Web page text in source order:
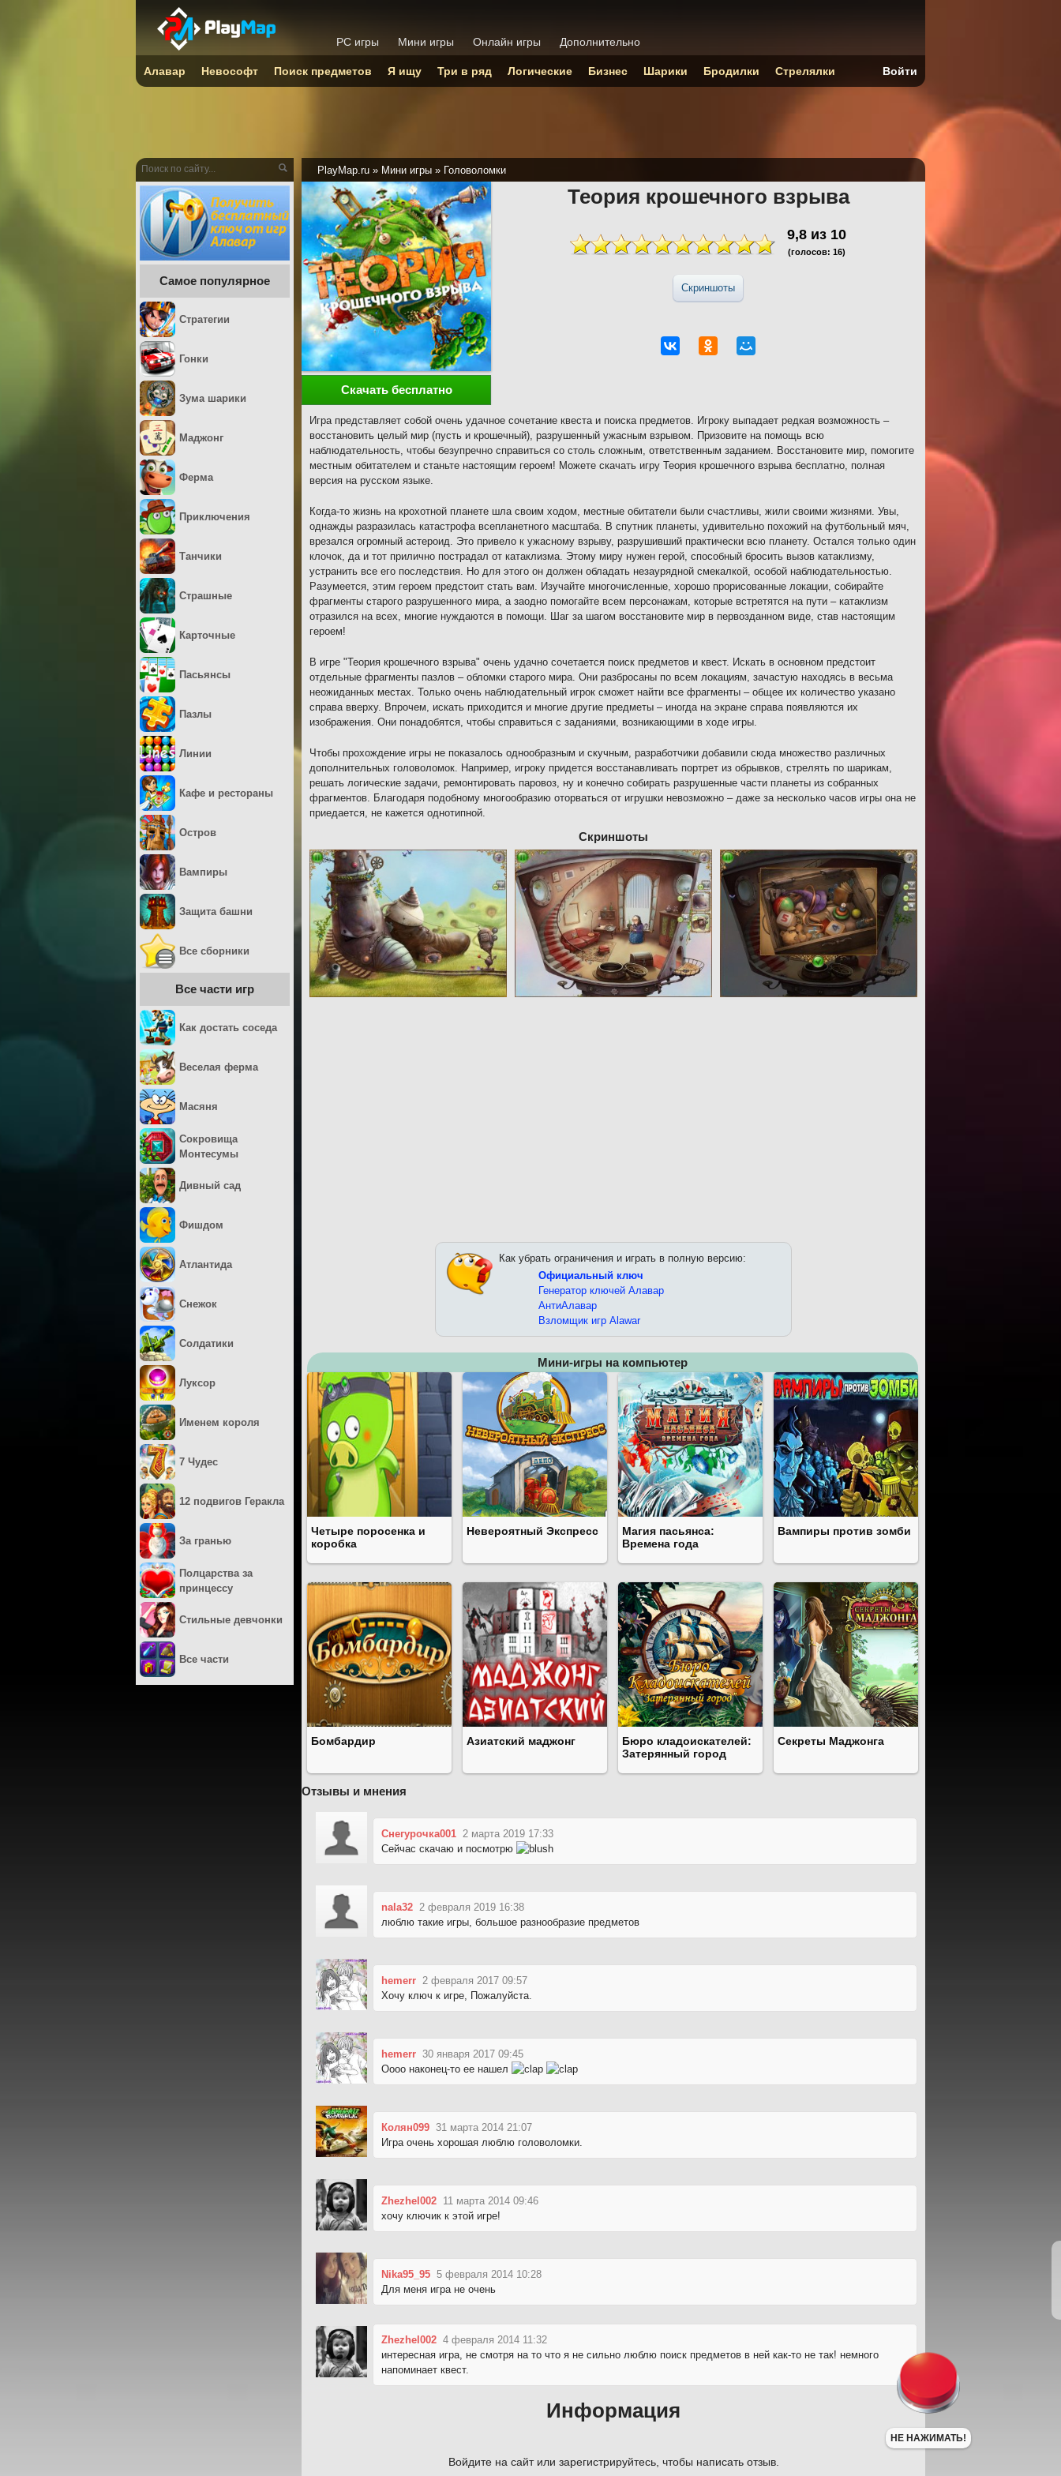
PlayMap.ru » Мини игры » Головоломки
Теория крошечного взрыва
9,8 из 10
(голосов: 16)
Скриншоты
Скачать бесплатно
Игра представляет собой очень удачное сочетание квеста и поиска предметов. Игроку выпадает редкая возможность –
восстановить целый мир (пусть и крошечный), разрушенный ужасным взрывом. Призовите на помощь всю
наблюдательность, чтобы безупречно справиться со столь сложным, ответственным заданием. Восстановите мир, помогите
местным обитателем и станьте настоящим героем! Можете скачать игру Теория крошечного взрыва бесплатно, полная
версия на русском языке.
Когда-то жизнь на крохотной планете шла своим ходом, местные обитатели были счастливы, жили своими жизнями. Увы,
однажды разразилась катастрофа всепланетного масштаба. В спутник планеты, удивительно похожий на футбольный мяч,
врезался огромный астероид. Это привело к ужасному взрыву, разрушивший практически всю планету. Остался только один
клочок, да и тот прилично пострадал от катаклизма. Этому миру нужен герой, способный бросить вызов катаклизму,
устранить все его последствия. Но для этого он должен обладать незаурядной смекалкой, особой наблюдательностью.
Разумеется, этим героем предстоит стать вам. Изучайте многочисленные, хорошо прорисованные локации, собирайте
фрагменты старого разрушенного мира, а заодно помогайте всем персонажам, которые встретятся на пути – катаклизм
отразился на всех, многие нуждаются в помощи. Шаг за шагом восстановите мир в первозданном виде, став настоящим
героем!
В игре "Теория крошечного взрыва" очень удачно сочетается поиск предметов и квест. Искать в основном предстоит
отдельные фрагменты пазлов – обломки старого мира. Они разбросаны по всем локациям, зачастую находясь в весьма
неожиданных местах. Только очень наблюдательный игрок сможет найти все фрагменты – общее их количество указано
справа вверху. Впрочем, искать приходится и многие другие предметы – иногда на экране справа появляются их
изображения. Они понадобятся, чтобы справиться с заданиями, возникающими в ходе игры.
Чтобы прохождение игры не показалось однообразным и скучным, разработчики добавили сюда множество различных
дополнительных головоломок. Например, игроку придется восстанавливать портрет из обрывков, стрелять по шарикам,
решать логические задачи, ремонтировать паровоз, ну и конечно собирать разрушенные части планеты из собранных
фрагментов. Благодаря подобному многообразию оторваться от игрушки невозможно – даже за несколько часов игры она не
приедается, не кажется однотипной.
Скриншоты
Как убрать ограничения и играть в полную версию:
Официальный ключ
Генератор ключей Алавар
АнтиАлавар
Взломщик игр Alawar
Мини-игры на компьютер
Четыре поросенка и
коробка
Невероятный Экспресс
Магия пасьянса:
Времена года
Вампиры против зомби
Бомбардир Азиатский маджонг
Бюро кладоискателей:
Затерянный город
Секреты Маджонга
Отзывы и мнения
Снегурочка001 2 марта 2019 17:33
Сейчас скачаю и посмотрю
nala32 2 февраля 2019 16:38
люблю такие игры, большое разнообразие предметов
hemerr 2 февраля 2017 09:57
Хочу ключ к игре, Пожалуйста.
hemerr 30 января 2017 09:45
Оооо наконец-то ее нашел
Колян099 31 марта 2014 21:07
Игра очень хорошая люблю головоломки.
Zhezhel002 11 марта 2014 09:46
хочу ключик к этой игре!
Nika95_95 5 февраля 2014 10:28
Для меня игра не очень
Zhezhel002 4 февраля 2014 11:32
интересная игра, не смотря на то что я не сильно люблю поиск предметов в ней как-то не так! немного
напоминает квест.
Информация
Войдите на сайт или зарегистрируйтесь, чтобы написать отзыв.
Самое популярное
Стратегии
Гонки
Зума шарики
Маджонг
Ферма
Приключения
Танчики
Страшные
Карточные
Пасьянсы
Пазлы
Линии
Кафе и рестораны
Остров
Вампиры
Защита башни
Все сборники
Все части игр
Как достать соседа
Веселая ферма
Масяня
Сокровища
Монтесумы
Дивный сад
Фишдом
Атлантида
Снежок
Солдатики
Луксор
Именем короля
7 Чудес
12 подвигов Геракла
За гранью
Полцарства за
принцессу
Стильные девчонки
Все части
PC игры Мини игры Онлайн игры Дополнительно
Алавар Невософт Поиск предметов Я ищу Три в ряд Логические Бизнес Шарики Бродилки Стрелялки Войти
НЕ НАЖИМАТЬ!